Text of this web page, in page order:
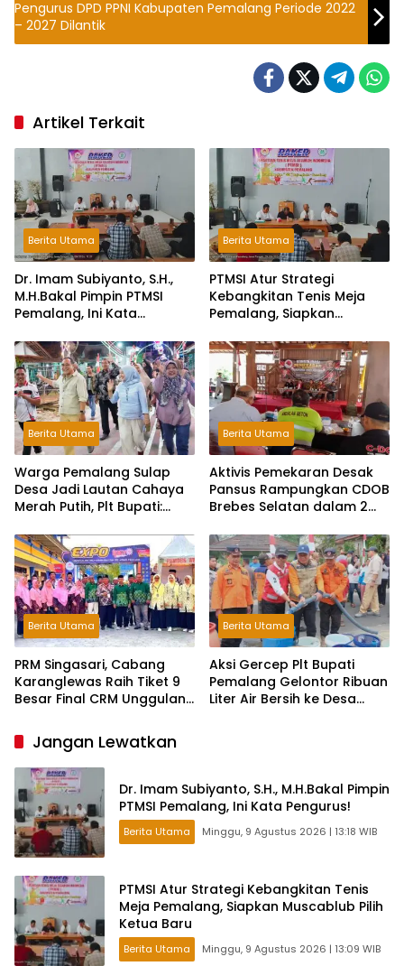
Pengurus DPD PPNI Kabupaten Pemalang Periode 2022
– 2027 Dilantik
Artikel Terkait
Berita Utama
Dr. Imam Subiyanto, S.H.,
M.H.Bakal Pimpin PTMSI
Pemalang, Ini Kata
Berita Utama
PTMSI Atur Strategi
Kebangkitan Tenis Meja
Pemalang, Siapkan
Berita Utama
Warga Pemalang Sulap
Desa Jadi Lautan Cahaya
Merah Putih, Plt Bupati:
Berita Utama
Aktivis Pemekaran Desak
Pansus Rampungkan CDOB
Brebes Selatan dalam 2
Tritura
Berita Utama
PRM Singasari, Cabang
Karanglewas Raih Tiket 9
Besar Final CRM Unggulan
Berita Utama
Aksi Gercep Plt Bupati
Pemalang Gelontor Ribuan
Liter Air Bersih ke Desa
Jangan Lewatkan
Dr. Imam Subiyanto, S.H., M.H.Bakal Pimpin
PTMSI Pemalang, Ini Kata Pengurus!
Berita Utama Minggu, 9 Agustus 2026 | 13:18 WIB
PTMSI Atur Strategi Kebangkitan Tenis
Meja Pemalang, Siapkan Muscablub Pilih
Ketua Baru
Berita Utama Minggu, 9 Agustus 2026 | 13:09 WIB